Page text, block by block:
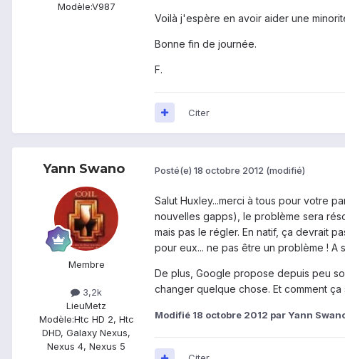
Modèle:V987
Voilà j'espère en avoir aider une
Bonne fin de journée.
F.
Citer
Yann Swano
Membre
3,2k
LieuMetz
Modèle:Htc HD 2, Htc
DHD, Galaxy Nexus,
Nexus 4, Nexus 5
Posté(e) 18 octobre 2012 (modifié)
Salut Huxley...merci à tous pour votre
nouvelles gapps), le problème sera
mais pas le régler. En natif, ça devrait
pour eux... ne pas être un problème ! A
De plus, Google propose depuis peu
changer quelque chose. Et comment
Modifié 18 octobre 2012 par Yann